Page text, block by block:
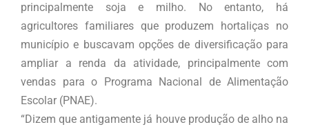
principalmente soja e milho. No entanto, há
agricultores familiares que produzem hortaliças no
município e buscavam opções de diversificação para
ampliar a renda da atividade, principalmente com
vendas para o Programa Nacional de Alimentação
Escolar (PNAE).
“Dizem que antigamente já houve produção de alho na